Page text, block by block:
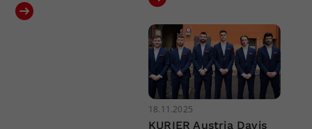
18.11.2025
KURIER Austria Davis